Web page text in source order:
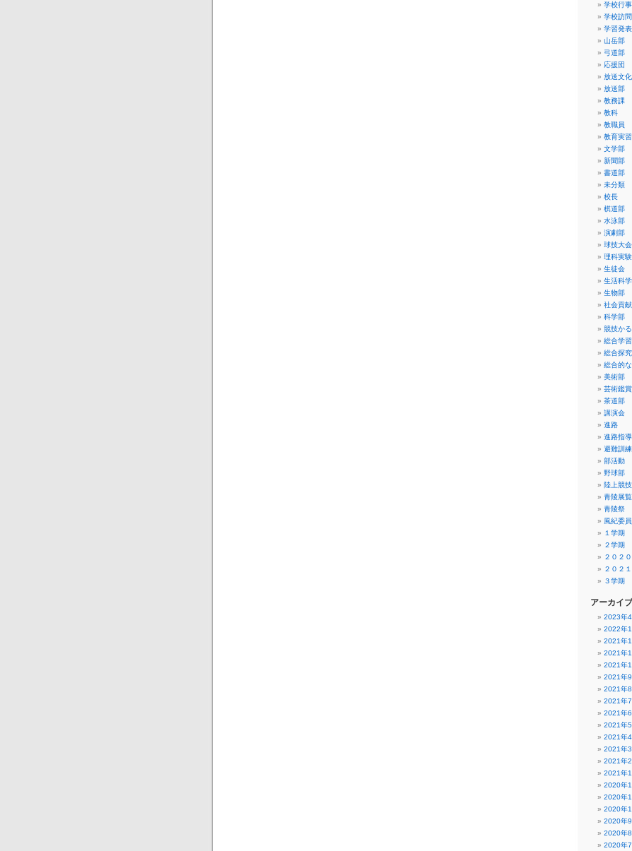
学校行事
学校訪問
学習発
山岳部
弓道部
応援団
放送文
放送部
教務課
教科
教職員
教育実習
文学部
新聞部
書道部
未分類
校長
棋道部
水泳部
演劇部
球技大会
理科実
生徒会
生活科
生物部
社会貢
科学部
競技か
総合学習
総合探究
総合的
美術部
芸術鑑賞
茶道部
講演会
進路
進路指導
避難訓練
部活動
野球部
陸上競
青陵展
青陵祭
風紀委員
１学期
２学期
２０２
２０２
３学期
アーカイブ
2023年4
2022年1
2021年
2021年
2021年
2021年9
2021年8
2021年7
2021年6
2021年5
2021年4
2021年3
2021年2
2021年1
2020年
2020年
2020年
2020年9
2020年8
2020年7